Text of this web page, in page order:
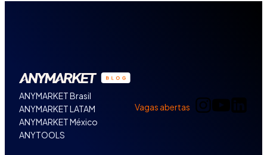
ANYMARKET Brasil
ANYMARKET LATAM
ANYMARKET México
ANYTOOLS
Vagas abertas